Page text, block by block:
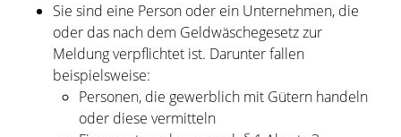
Sie sind eine Person oder ein Unternehmen, die
oder das nach dem Geldwäschegesetz zur
Meldung verpflichtet ist. Darunter fallen
beispielsweise:
Personen, die gewerblich mit Gütern handeln
oder diese vermitteln